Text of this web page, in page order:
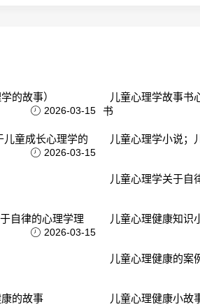
的故事）
2026-03-15
儿童心理学故事书
书
儿童成长心理学的
2026-03-15
儿童心理学小说；
儿童心理学关于自
自律的心理学理
2026-03-15
儿童心理健康知识
儿童心理健康的案
的故事
儿童心理健康小故